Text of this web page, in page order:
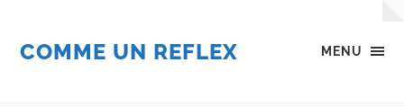
MENU
COMME UN REFLEX